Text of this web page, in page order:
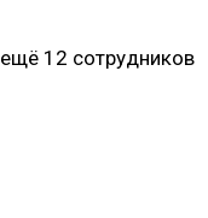
12 сотрудников